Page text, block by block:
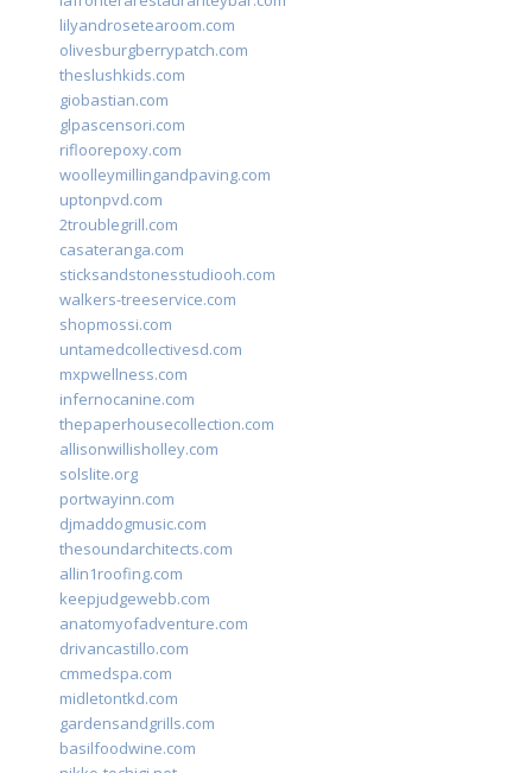
lilyandrosetearoom.com
olivesburgberrypatch.com
theslushkids.com
giobastian.com
glpascensori.com
rifloorepoxy.com
woolleymillingandpaving.com
uptonpvd.com
2troublegrill.com
casateranga.com
sticksandstonesstudiooh.com
walkers-treeservice.com
shopmossi.com
untamedcollectivesd.com
mxpwellness.com
infernocanine.com
thepaperhousecollection.com
allisonwillisholley.com
solslite.org
portwayinn.com
djmaddogmusic.com
thesoundarchitects.com
allin1roofing.com
keepjudgewebb.com
anatomyofadventure.com
drivancastillo.com
cmmedspa.com
midletontkd.com
gardensandgrills.com
basilfoodwine.com